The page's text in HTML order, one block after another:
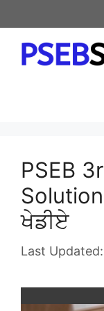
to
content
PSEB
ਖੇਡੀਏ